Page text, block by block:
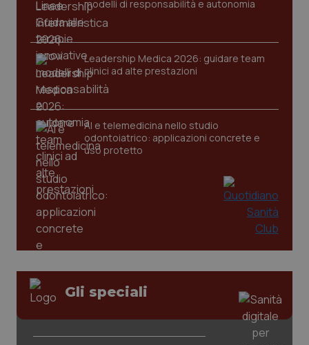
modelli di responsabilità e autonomia
Leadership Medica 2026: guidare team
clinici ad alte prestazioni
AI e telemedicina nello studio
odontoiatrico: applicazioni concrete e
uso protetto
Gli speciali
CookieScriptConsent
www.quotidianosanita.it